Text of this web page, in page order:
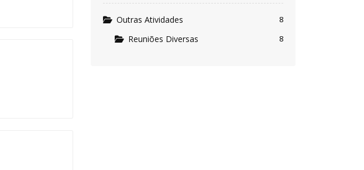
Outras Atividades 8
Reuniões Diversas 8